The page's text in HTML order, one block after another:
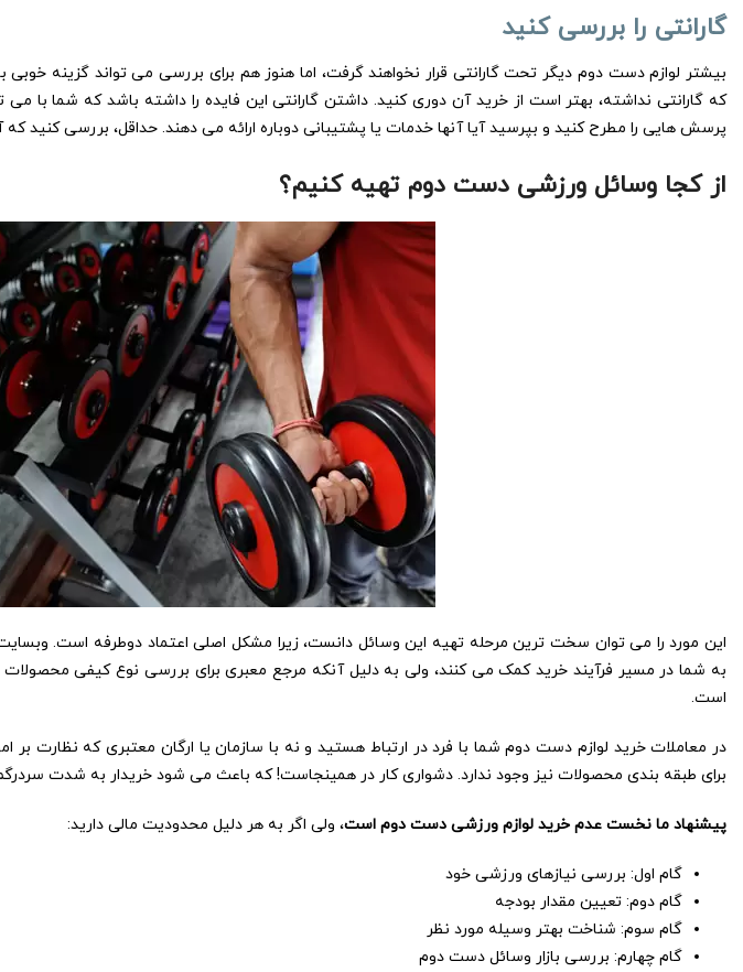
گارانتی را بررسی کنید
بیشتر لوازم دست دوم دیگر تحت گارانتی قرار نخواهند گرفت، اما هنوز هم برای بررسی می تواند گزینه
که گارانتی نداشته، بهتر است از خرید آن دوری کنید. داشتن گارانتی این فایده را داشته باشد که شما با می
پرسش هایی را مطرح کنید و بپرسید آیا آنها خدمات یا پشتیبانی دوباره ارائه می دهند. حداقل، بررسی کنید
از کجا وسائل ورزشی دست دوم تهیه کنیم؟
این مورد را می توان سخت ترین مرحله تهیه این وسائل دانست، زیرا مشکل اصلی اعتماد دوطرفه است.
به شما در مسیر فرآیند خرید کمک می کنند، ولی به دلیل آنکه مرجع معبری برای بررسی نوع کیفی
است.
در معاملات خرید لوازم دست دوم شما با فرد در ارتباط هستید و نه با سازمان یا ارگان معتبری که نظارت
برای طبقه بندی محصولات نیز وجود ندارد. دشواری کار در همینجاست! که باعث می شود خریدار به شدت
پیشنهاد ما نخست عدم خرید لوازم ورزشی دست دوم است، ولی اگر به هر دلیل محدودیت مالی دارید:
گام اول: بررسی نیازهای ورزشی خود
گام دوم: تعیین مقدار بودجه
گام سوم: شناخت بهتر وسیله مورد نظر
گام چهارم: بررسی بازار وسائل دست دوم